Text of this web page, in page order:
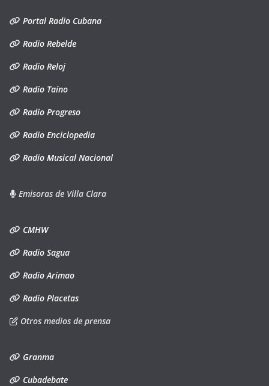
Portal Radio Cubana
Radio Rebelde
Radio Reloj
Radio Taíno
Radio Progreso
Radio Enciclopedia
Radio Musical Nacional
Emisoras de Villa Clara
CMHW
Radio Sagua
Radio Arimao
Radio Placetas
Otros medios de prensa
Granma
Cubadebate